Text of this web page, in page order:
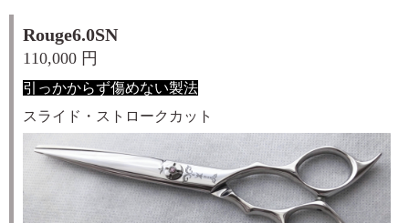
Rouge6.0SN
110,000 円
引っかからず傷めない製法
スライド・ストロークカット